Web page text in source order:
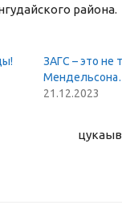
района.
ЗАГС – это не
21.12.2023